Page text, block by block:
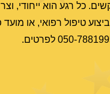
כל רגע הוא ייחודי,
טיפול רפואי, או